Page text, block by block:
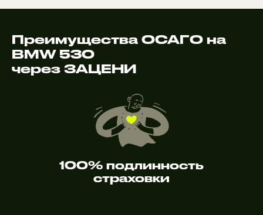
Преимущества ОСАГО на
BMW 530
через ЗАЦЕНИ
100% подлинность
страховки